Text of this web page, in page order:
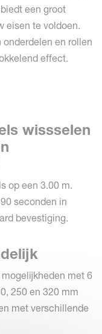
een groot
eisen te voldoen.
en rollen
effect.
wissselen
op een 3.00 m.
seconden in
bevestiging.
met 6
250 en 320 mm
met verschillende